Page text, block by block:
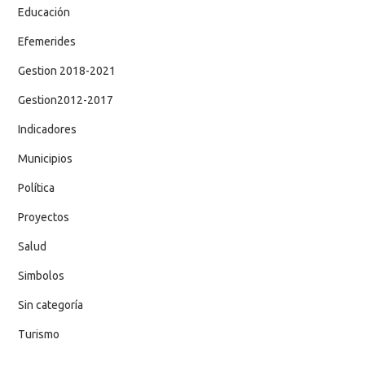
Educación
Efemerides
Gestion 2018-2021
Gestion2012-2017
Indicadores
Municipios
Política
Proyectos
Salud
Simbolos
Sin categoría
Turismo